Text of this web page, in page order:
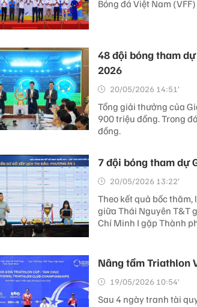
Bóng đá Việt Nam
48 đội bóng tham
2026
20/05/2026 14:51’
Tổng giải thưởng của
900 triệu đồng. Trong
đồng.
7 đội bóng tham dự
20/05/2026 13:22’
Theo kết quả bốc
giữa Thái Nguyên T&T
Chí Minh I gặp Thành
Nâng tầm Triathlon
19/05/2026 10:54’
Sau 4 ngày tranh tài